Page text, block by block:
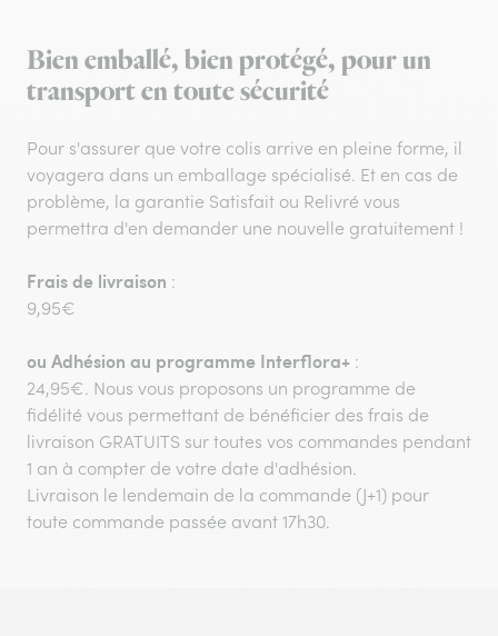
Bien emballé, bien protégé, pour un
transport en toute sécurité
Pour s'assurer que votre colis arrive en pleine forme, il
voyagera dans un emballage spécialisé. Et en cas de
problème, la garantie Satisfait ou Relivré vous
permettra d'en demander une nouvelle gratuitement !
Frais de livraison :
9,95€
ou Adhésion au programme Interflora+ :
24,95€. Nous vous proposons un programme de
fidélité vous permettant de bénéficier des frais de
livraison GRATUITS sur toutes vos commandes pendant
1 an à compter de votre date d'adhésion.
Livraison le lendemain de la commande (J+1) pour
toute commande passée avant 17h30.